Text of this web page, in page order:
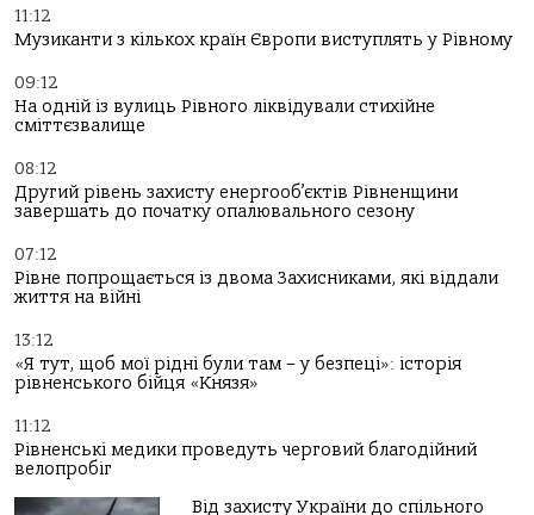
11:12
Музиканти з кількох країн Європи виступлять у Рівному
09:12
На одній із вулиць Рівного ліквідували стихійне
сміттєзвалище
08:12
Другий рівень захисту енергооб’єктів Рівненщини
завершать до початку опалювального сезону
07:12
Рівне попрощається із двома Захисниками, які віддали
життя на війні
13:12
«Я тут, щоб мої рідні були там – у безпеці»: історія
рівненського бійця «Князя»
11:12
Рівненські медики проведуть черговий благодійний
велопробіг
Від захисту України до спільного